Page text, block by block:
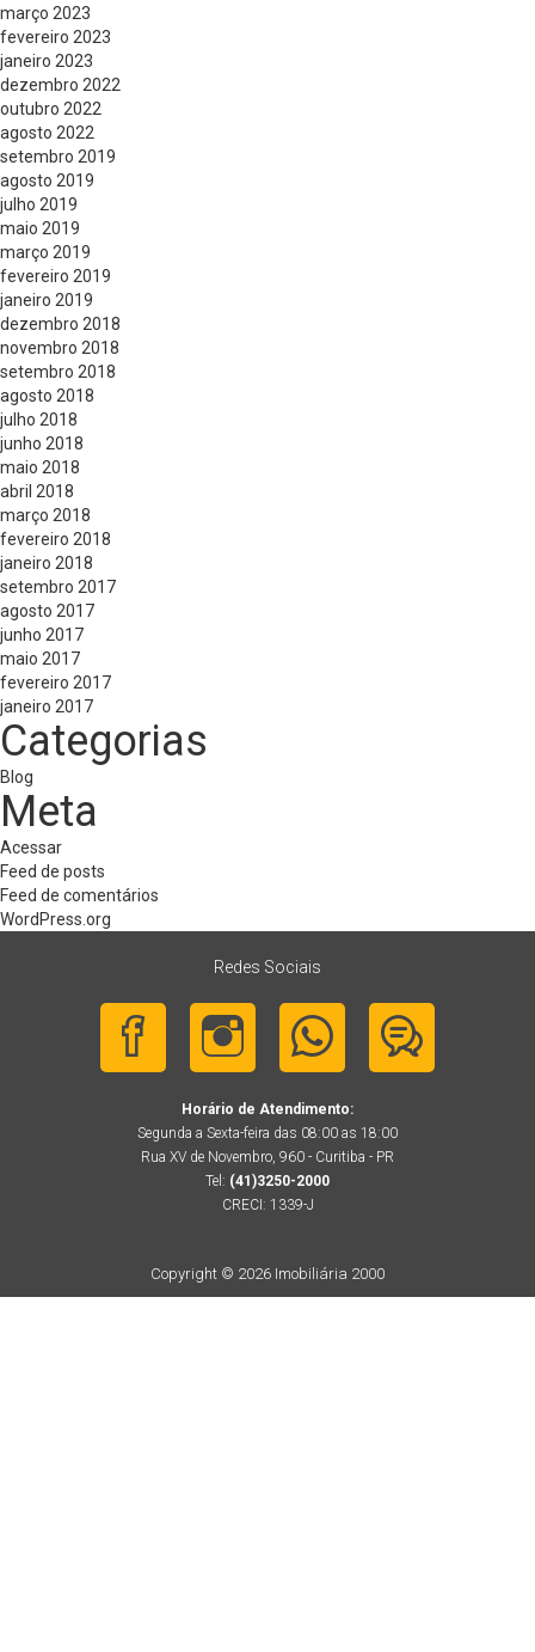
março 2023
fevereiro 2023
janeiro 2023
dezembro 2022
outubro 2022
agosto 2022
setembro 2019
agosto 2019
julho 2019
maio 2019
março 2019
fevereiro 2019
janeiro 2019
dezembro 2018
novembro 2018
setembro 2018
agosto 2018
julho 2018
junho 2018
maio 2018
abril 2018
março 2018
fevereiro 2018
janeiro 2018
setembro 2017
agosto 2017
junho 2017
maio 2017
fevereiro 2017
janeiro 2017
Categorias
Blog
Meta
Acessar
Feed de posts
Feed de comentários
WordPress.org
Redes Sociais
Horário de Atendimento:
Segunda a Sexta-feira das 08:00 as 18:00
Rua XV de Novembro, 960 - Curitiba - PR
Tel: (41)3250-2000
CRECI: 1339-J
Copyright © 2026 Imobiliária 2000